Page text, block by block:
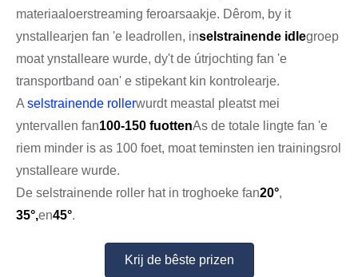
materiaaloerstreaming feroarsaakje. Dêrom, by it
ynstallearjen fan 'e leadrollen, inselstrainende idlegroep
moat ynstalleare wurde, dy't de útrjochting fan 'e
transportband oan' e stipekant kin kontrolearje.
A selstrainende rollerwurdt meastal pleatst mei
yntervallen fan100-150 fuottenAs de totale lingte fan 'e
riem minder is as 100 foet, moat teminsten ien trainingsrol
ynstalleare wurde.
De selstrainende roller hat in troghoeke fan20°,
35°,en45°.
Krij de bêste prizen